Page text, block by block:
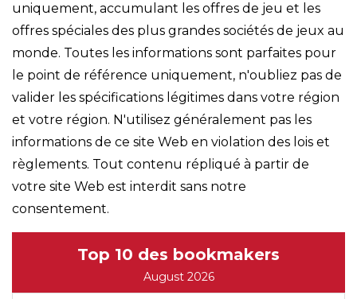
uniquement, accumulant les offres de jeu et les
offres spéciales des plus grandes sociétés de jeux au
monde. Toutes les informations sont parfaites pour
le point de référence uniquement, n'oubliez pas de
valider les spécifications légitimes dans votre région
et votre région. N'utilisez généralement pas les
informations de ce site Web en violation des lois et
règlements. Tout contenu répliqué à partir de
votre site Web est interdit sans notre
consentement.
Top 10 des bookmakers
August 2026